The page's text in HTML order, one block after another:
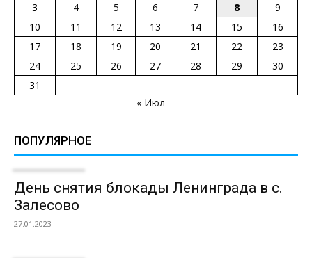
3
4 5 6 7 8
9
10
11 12 13 14 15
16
17
18 19 20 21 22
23
24
25 26 27 28 29
30
31
« Июл
ПОПУЛЯРНОЕ
День снятия блокады Ленинграда в с.
Залесово
27.01.2023